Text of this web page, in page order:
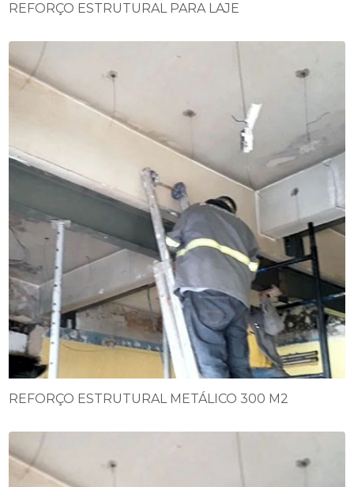
REFORÇO ESTRUTURAL PARA LAJE
REFORÇO ESTRUTURAL METÁLICO 300 M2